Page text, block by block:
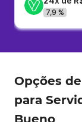
7,9 %
Opções
para
Bueno